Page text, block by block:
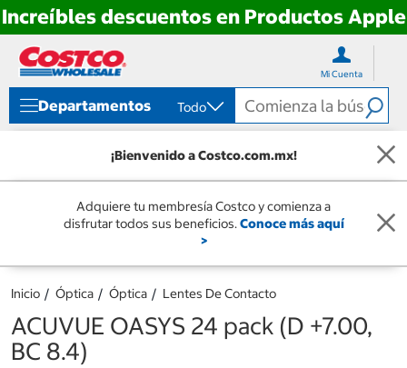
Increíbles descuentos en Productos Apple
directo
contenido
directo
menú
navegación
Mi Cuenta
Departamentos Todo
¡Bienvenido a Costco.com.mx!
Adquiere tu membresía Costco y comienza a
disfrutar todos sus beneficios.Conoce más aquí
>
Inicio Óptica Óptica Lentes De Contacto
ACUVUE OASYS 24 pack (D +7.00,
BC 8.4)